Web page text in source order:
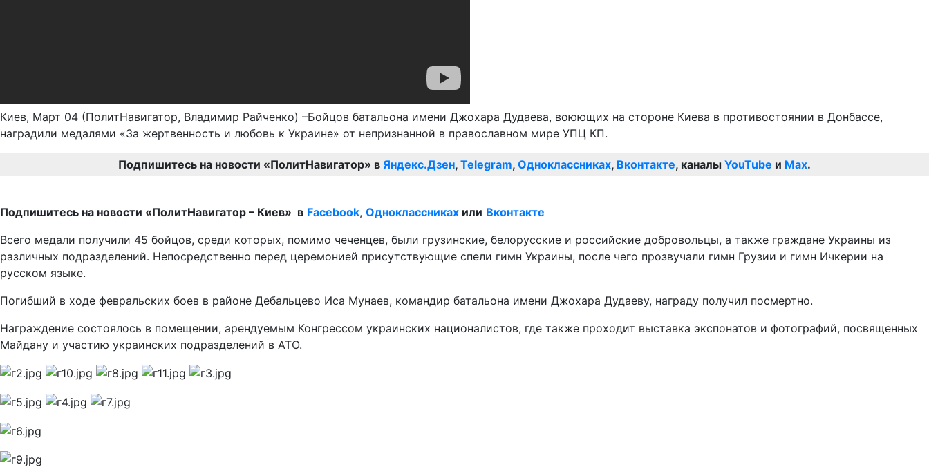
Киев, Март 04 (ПолитНавигатор, Владимир Райченко) –Бойцов батальона имени Джохара Дудаева, воюющих на стороне Киева в противостоянии в Донбассе,
наградили медалями «За жертвенность и любовь к Украине» от непризнанной в православном мире УПЦ КП.
Подпишитесь на новости «ПолитНавигатор» в Яндекс.Дзен, Telegram, Одноклассниках, Вконтакте, каналы YouTube и Max.
Подпишитесь на новости «ПолитНавигатор – Киев» в Facebook, Одноклассниках или Вконтакте
Всего медали получили 45 бойцов, среди которых, помимо чеченцев, были грузинские, белорусские и российские добровольцы, а также граждане Украины из
различных подразделений. Непосредственно перед церемонией присутствующие спели гимн Украины, после чего прозвучали гимн Грузии и гимн Ичкерии на
русском языке.
Погибший в ходе февральских боев в районе Дебальцево Иса Мунаев, командир батальона имени Джохара Дудаеву, награду получил посмертно.
Награждение состоялось в помещении, арендуемым Конгрессом украинских националистов, где также проходит выставка экспонатов и фотографий, посвященных
Майдану и участию украинских подразделений в АТО.